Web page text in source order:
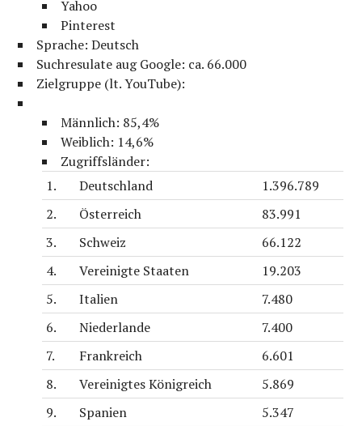
Yahoo
Pinterest
Sprache: Deutsch
Suchresulate aug Google: ca. 66.000
Zielgruppe (lt. YouTube):
Männlich: 85,4%
Weiblich: 14,6%
Zugriffsländer:
1.
Deutschland
1.396.789
2.
Österreich
83.991
3.
Schweiz
66.122
4.
Vereinigte Staaten
19.203
5.
Italien
7.480
6.
Niederlande
7.400
7.
Frankreich
6.601
8.
Vereinigtes Königreich
5.869
9.
Spanien
5.347